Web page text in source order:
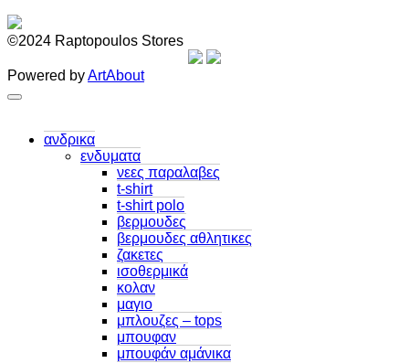
©2024 Raptopoulos Stores
Powered byArtAbout
ανδρικα
ενδυματα
νεες παραλαβες
t-shirt
t-shirt polo
βερμουδες
βερμουδες αθλητικες
ζακετες
ισοθερμικά
κολαν
μαγιο
μπλουζες – tops
μπουφαν
μπουφάν αμάνικα